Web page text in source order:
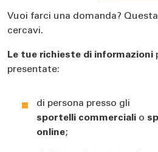
Vuoi farci una domanda?
cercavi.
Le tue richieste di informazioni
presentate:
di persona presso gli
sportelli commerciali o
online;